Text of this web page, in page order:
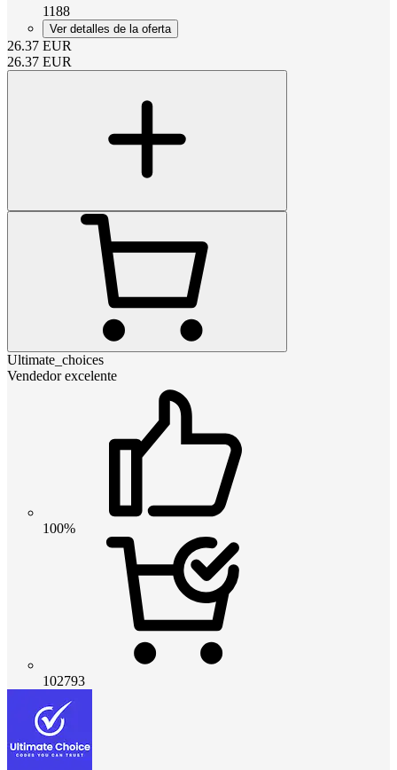
1188
Ver detalles de la oferta
26.37 EUR
26.37 EUR
Ultimate_choices
Vendedor excelente
100%
102793